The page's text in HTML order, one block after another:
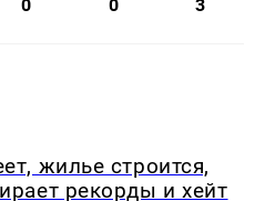
0 0 3
жилье строится,
рекорды и хейт